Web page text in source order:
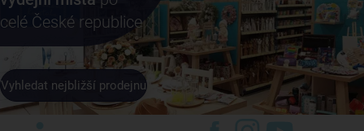
celé České republice
Vyhledat nejbližší prodejnu